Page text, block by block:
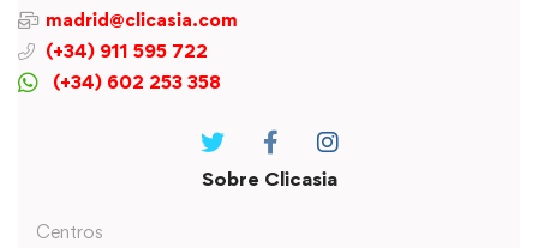
madrid@clicasia.com
(+34) 911 595 722
(+34) 602 253 358
Sobre Clicasia
Centros